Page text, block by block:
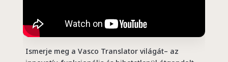
Ismerje meg a Vasco Translator világát– az